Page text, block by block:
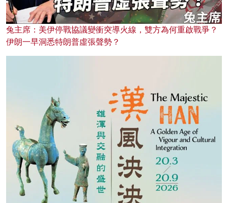
兔主席：美伊停戰協議變衝突導火線，雙方為何重啟戰爭？
伊朗一早洞悉特朗普虛張聲勢？